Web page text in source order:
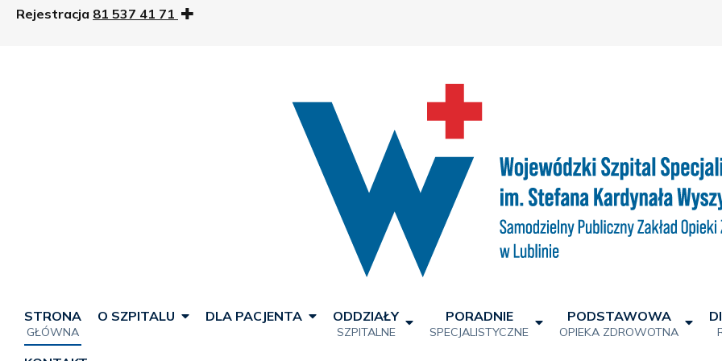
Rejestracja 81 537 41 71
STRONA
GŁÓWNA
O SZPITALU DLA PACJENTA ODDZIAŁY
SZPITALNE
PORADNIE
SPECJALISTYCZNE
PODSTAWOWA
OPIEKA ZDROWOTNA